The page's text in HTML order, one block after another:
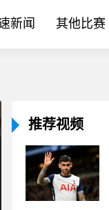
新闻 其他比赛
推荐视频